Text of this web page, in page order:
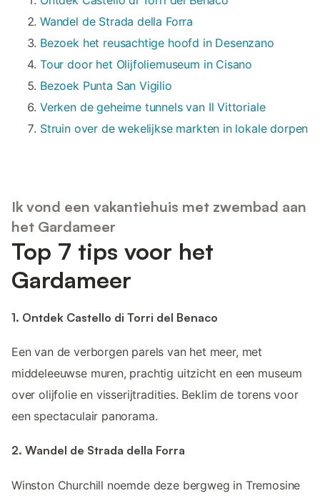
Wandel de Strada della Forra
Bezoek het reusachtige hoofd in Desenzano
Tour door het Olijfoliemuseum in Cisano
Bezoek Punta San Vigilio
Verken de geheime tunnels van Il Vittoriale
Struin over de wekelijkse markten in lokale dorpen
Ik vond een vakantiehuis met zwembad aan
het Gardameer
Top 7 tips voor het
Gardameer
1. Ontdek Castello di Torri del Benaco
Een van de verborgen parels van het meer, met
middeleeuwse muren, prachtig uitzicht en een museum
over olijfolie en visserijtradities. Beklim de torens voor
een spectaculair panorama.
2. Wandel de Strada della Forra
Winston Churchill noemde deze bergweg in Tremosine